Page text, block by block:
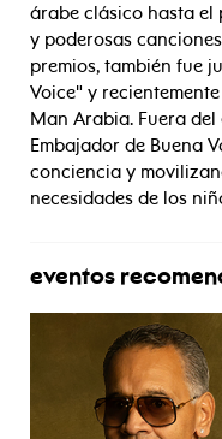
árabe clásico hasta el
y poderosas
premios, también fue
Voice" y
Man Arabia. Fuera del
Embajador de Buena
conciencia y
necesidades de los
eventos